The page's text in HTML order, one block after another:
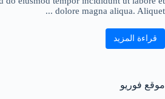
dolore magna aliqua. Aliquet ...
قراءة المزيد
موقع فوريو